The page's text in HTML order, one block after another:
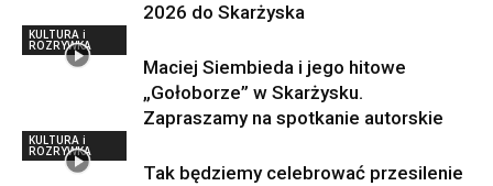
2026 do Skarżyska
KULTURA i
ROZRYWKA
Maciej Siembieda i jego hitowe
„Gołoborze” w Skarżysku.
Zapraszamy na spotkanie autorskie
KULTURA i
ROZRYWKA
Tak będziemy celebrować przesilenie